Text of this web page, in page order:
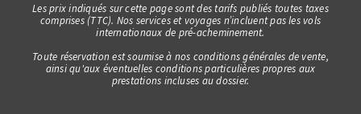
Les prix indiqués sur cette page sont des tarifs publiés toutes taxes
comprises (TTC). Nos services et voyages n’incluent pas les vols
internationaux de pré-acheminement.
Toute réservation est soumise à nos conditions générales de vente,
ainsi qu'aux éventuelles conditions particulières propres aux
prestations incluses au dossier.